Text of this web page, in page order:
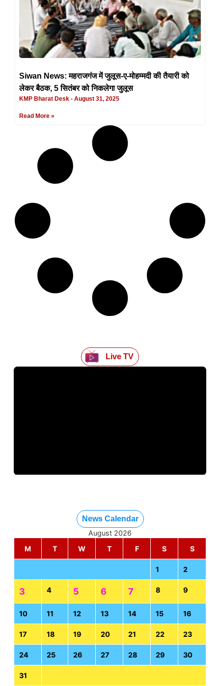
Siwan News: महराजगंज में जुलूस-ए-मोहम्मदी की तैयारी को
लेकर बैठक, 5 सितंबर को निकलेगा जुलूस
KMP Bharat Desk August 31, 2025
Read More »
Live TV
News Calendar
August 2026
M
T W T F S S
1 2
3 4 5 6 7 8 9
10 11 12 13 14 15 16
17 18 19 20 21 22 23
24 25 26 27 28 29 30
31